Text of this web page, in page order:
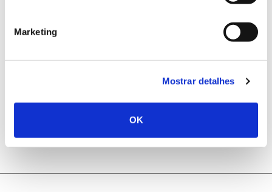
Marketing
Mostrar detalhes
OK
25.06.2026
Natureza e florestas procuram jovens voluntários